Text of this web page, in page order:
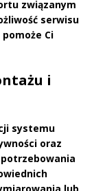
związanym
serwisu
Ci
i
systemu
oraz